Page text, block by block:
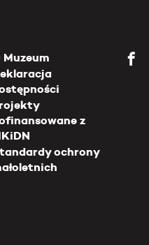
Muzeum
z
ochrony